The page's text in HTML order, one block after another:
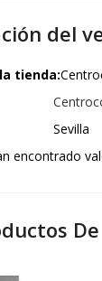
del
tienda:
Sevilla
encontrado